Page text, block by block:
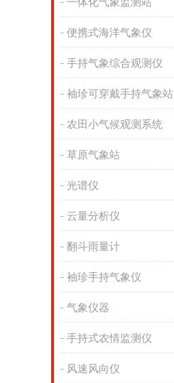
便携式海洋气象仪
手持气象综合观测仪
袖珍可穿戴手持气象站
农田小气候观测系统
草原气象站
光谱仪
云量分析仪
翻斗雨量计
袖珍手持气象仪
气象仪器
手持式农情监测仪
风速风向仪